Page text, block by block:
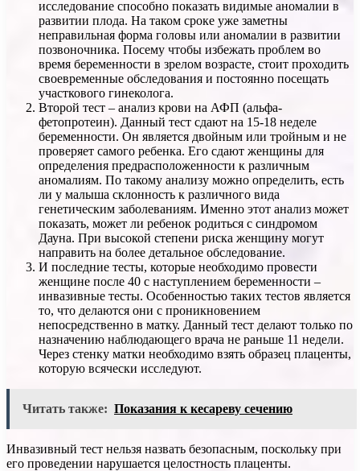
исследование способно показать видимые аномалии в
развитии плода. На таком сроке уже заметны
неправильная форма головы или аномалии в развитии
позвоночника. Посему чтобы избежать проблем во
время беременности в зрелом возрасте, стоит проходить
своевременные обследования и постоянно посещать
участкового гинеколога.
Второй тест – анализ крови на АФП (альфа-
фетопротеин). Данный тест сдают на 15-18 неделе
беременности. Он является двойным или тройным и не
проверяет самого ребенка. Его сдают женщины для
определения предрасположенности к различным
аномалиям. По такому анализу можно определить, есть
ли у малыша склонность к различного вида
генетическим заболеваниям. Именно этот анализ может
показать, может ли ребенок родиться с синдромом
Дауна. При высокой степени риска женщину могут
направить на более детальное обследование.
И последние тесты, которые необходимо провести
женщине после 40 с наступлением беременности –
инвазивные тесты. Особенностью таких тестов является
то, что делаются они с проникновением
непосредственно в матку. Данный тест делают только по
назначению наблюдающего врача не раньше 11 недели.
Через стенку матки необходимо взять образец плаценты,
которую всячески исследуют.
Читать также: Показания к кесареву сечению
Инвазивный тест нельзя назвать безопасным, поскольку при
его проведении нарушается целостность плаценты.